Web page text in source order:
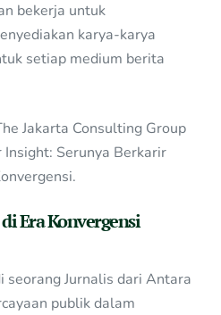
bekerja untuk
karya-karya
setiap medium berita
Jakarta Consulting Group
Insight: Serunya Berkarir
Era Konvergensi
seorang Jurnalis dari Antara
publik dalam